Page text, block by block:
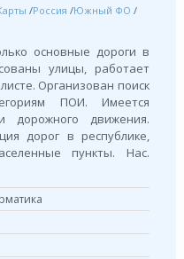
/Россия /Южный ФО /
основные дороги в
улицы, работает
Организован поиск
ПОИ. Имеется
дорожного движения.
дорог в республике,
пункты. Нас.